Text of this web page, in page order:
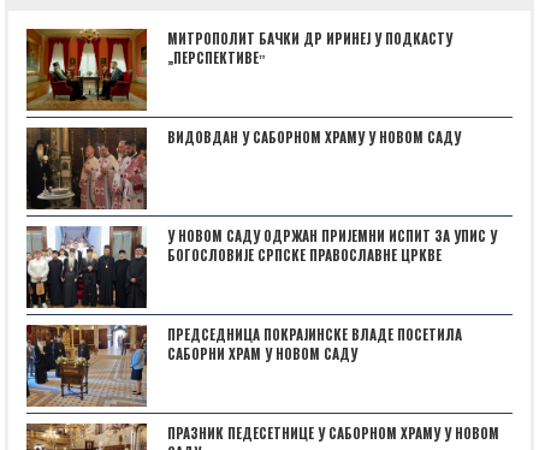
МИТРОПОЛИТ БАЧКИ ДР ИРИНЕЈ У ПОДКАСТУ
„ПЕРСПЕКТИВЕˮ
ВИДОВДАН У САБОРНОМ ХРАМУ У НОВОМ САДУ
У НОВОМ САДУ ОДРЖАН ПРИЈЕМНИ ИСПИТ ЗА УПИС У
БОГОСЛОВИЈЕ СРПСКЕ ПРАВОСЛАВНЕ ЦРКВЕ
ПРЕДСЕДНИЦА ПОКРАЈИНСКЕ ВЛАДЕ ПОСЕТИЛА
САБОРНИ ХРАМ У НОВОМ САДУ
ПРАЗНИК ПЕДЕСЕТНИЦЕ У САБОРНОМ ХРАМУ У НОВОМ